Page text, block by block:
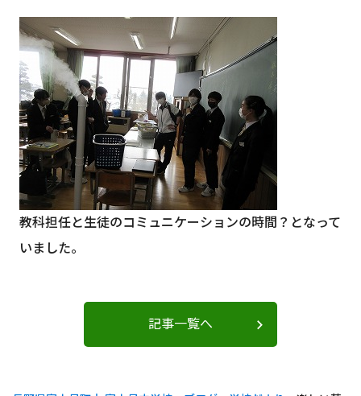
教科担任と生徒のコミュニケーションの時間？となって
いました。
記事一覧へ